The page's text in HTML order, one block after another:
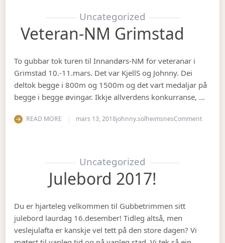
Uncategorized
Veteran-NM Grimstad
To gubbar tok turen til Innandørs-NM for veteranar i
Grimstad 10.-11.mars. Det var KjellS og Johnny. Dei
deltok begge i 800m og 1500m og det vart medaljar på
begge i begge øvingar. Ikkje allverdens konkurranse, …
READ MORE mars 13, 2018johnny.solheimsnesCommenton
Uncategorized
Julebord 2017!
Du er hjarteleg velkommen til Gubbetrimmen sitt
julebord laurdag 16.desember! Tidleg altså, men
veslejulafta er kanskje vel tett på den store dagen? Vi